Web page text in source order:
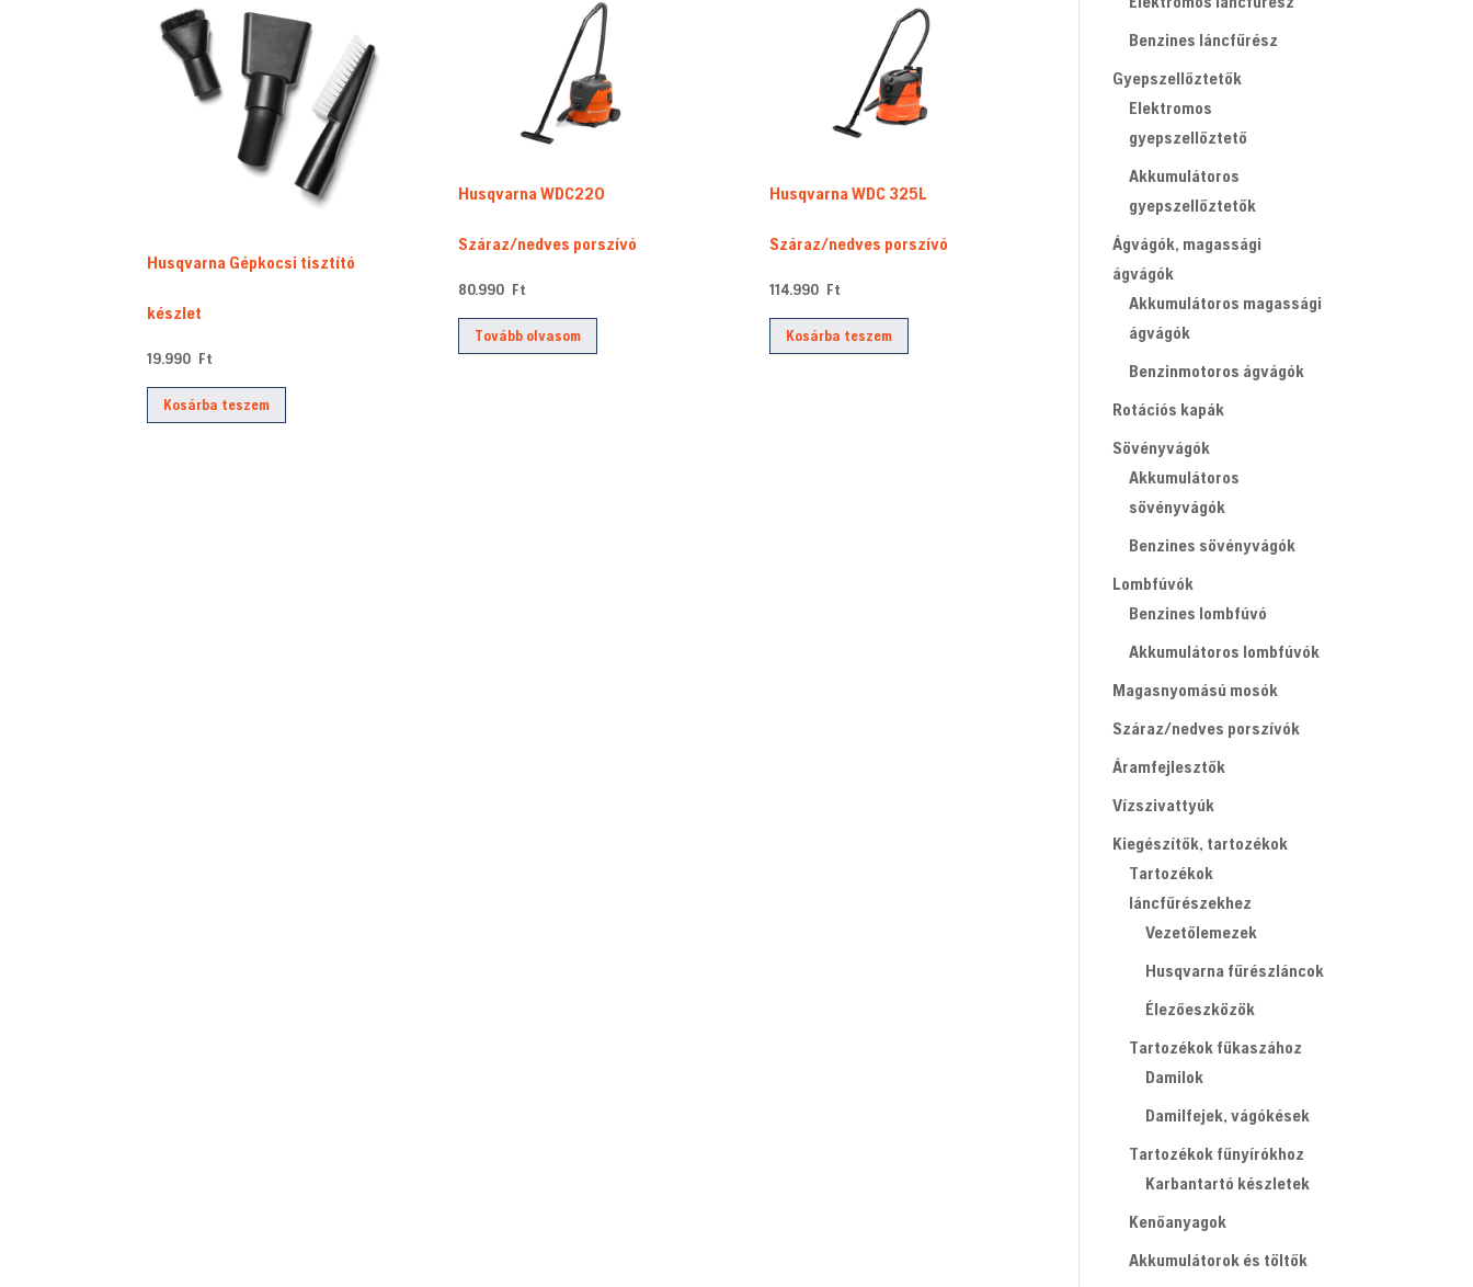
van.
A
változatok
termékoldalon
választhatók
ki
Husqvarna Gépkocsi tisztító
készlet
19.990 Ft
Kosárba teszem
Husqvarna WDC220
Száraz/nedves porszívó
80.990 Ft
Tovább olvasom
Husqvarna WDC 325L
Száraz/nedves porszívó
114.990 Ft
Kosárba teszem
Benzines láncfűrész
Gyepszellőztetők
Elektromos
gyepszellőztető
Akkumulátoros
gyepszellőztetők
Ágvágók, magassági
ágvágók
Akkumulátoros magassági
ágvágók
Benzinmotoros ágvágók
Rotációs kapák
Sövényvágók
Akkumulátoros
sövényvágók
Benzines sövényvágók
Lombfúvók
Benzines lombfúvó
Akkumulátoros lombfúvók
Magasnyomású mosók
Száraz/nedves porszívók
Áramfejlesztők
Vízszivattyúk
Kiegészítők, tartozékok
Tartozékok
láncfűrészekhez
Vezetőlemezek
Husqvarna fűrészláncok
Élezőeszközök
Tartozékok fűkaszához
Damilok
Damilfejek, vágókések
Tartozékok fűnyírókhoz
Karbantartó készletek
Kenőanyagok
Akkumulátorok és töltők